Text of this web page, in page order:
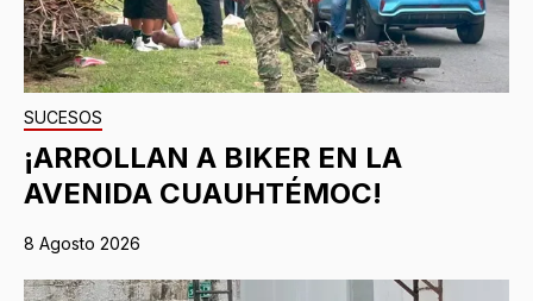
SUCESOS
¡ARROLLAN A BIKER EN LA
AVENIDA CUAUHTÉMOC!
8 Agosto 2026